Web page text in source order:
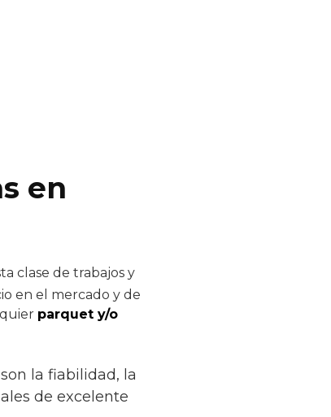
en
clase de trabajos y
en el mercado y de
parquet y/o
la fiabilidad, la
de excelente